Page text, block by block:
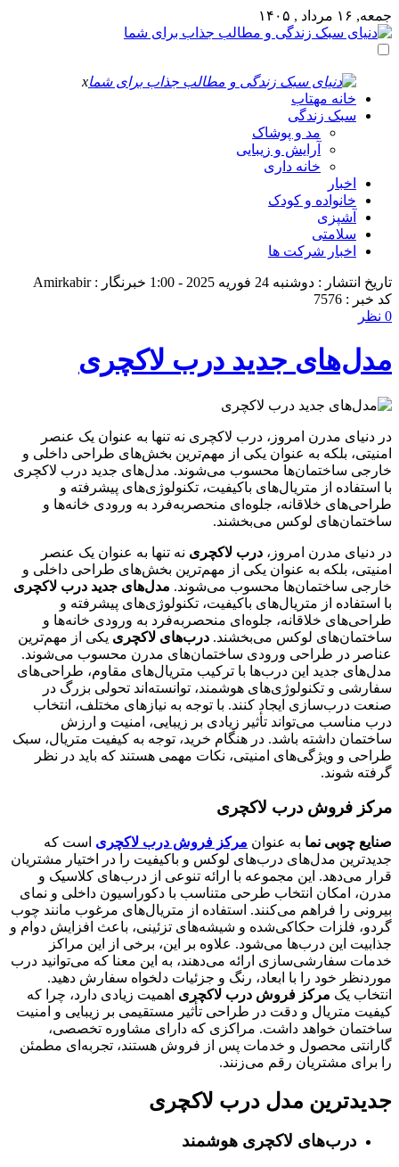
جمعه, ۱۶ مرداد , ۱۴۰۵
x
خانه مهتاب
سبک زندگی
مد و پوشاک
آرایش و زیبایی
خانه داری
اخبار
خانواده و کودک
آشپزی
سلامتی
اخبار شرکت ها
تاریخ انتشار : دوشنبه 24 فوریه 2025 - 1:00
خبرنگار : Amirkabir
کد خبر : 7576
0 نظر
مدل‌های جدید درب لاکچری
در دنیای مدرن امروز، درب‌ لاکچری نه تنها به عنوان یک عنصر
امنیتی، بلکه به عنوان یکی از مهم‌ترین بخش‌های طراحی داخلی و
خارجی ساختمان‌ها محسوب می‌شوند. مدل‌های جدید درب لاکچری
با استفاده از متریال‌های باکیفیت، تکنولوژی‌های پیشرفته و
طراحی‌های خلاقانه، جلوه‌ای منحصربه‌فرد به ورودی خانه‌ها و
ساختمان‌های لوکس می‌بخشند.
در دنیای مدرن امروز، درب‌ لاکچری نه تنها به عنوان یک عنصر
امنیتی، بلکه به عنوان یکی از مهم‌ترین بخش‌های طراحی داخلی و
خارجی ساختمان‌ها محسوب می‌شوند. مدل‌های جدید درب لاکچری
با استفاده از متریال‌های باکیفیت، تکنولوژی‌های پیشرفته و
طراحی‌های خلاقانه، جلوه‌ای منحصربه‌فرد به ورودی خانه‌ها و
ساختمان‌های لوکس می‌بخشند. درب‌های لاکچری یکی از مهم‌ترین
عناصر در طراحی ورودی ساختمان‌های مدرن محسوب می‌شوند.
مدل‌های جدید این درب‌ها با ترکیب متریال‌های مقاوم، طراحی‌های
سفارشی و تکنولوژی‌های هوشمند، توانسته‌اند تحولی بزرگ در
صنعت درب‌سازی ایجاد کنند. با توجه به نیازهای مختلف، انتخاب
درب مناسب می‌تواند تأثیر زیادی بر زیبایی، امنیت و ارزش
ساختمان داشته باشد. در هنگام خرید، توجه به کیفیت متریال، سبک
طراحی و ویژگی‌های امنیتی، نکات مهمی هستند که باید در نظر
گرفته شوند.
مرکز فروش درب لاکچری
صنایع چوبی نما به عنوان مرکز فروش درب لاکچری است که
جدیدترین مدل‌های درب‌های لوکس و باکیفیت را در اختیار مشتریان
قرار می‌دهد. این مجموعه با ارائه تنوعی از درب‌های کلاسیک و
مدرن، امکان انتخاب طرحی متناسب با دکوراسیون داخلی و نمای
بیرونی را فراهم می‌کنند. استفاده از متریال‌های مرغوب مانند چوب
گردو، فلزات حکاکی‌شده و شیشه‌های تزئینی، باعث افزایش دوام و
جذابیت این درب‌ها می‌شود. علاوه بر این، برخی از این مراکز
خدمات سفارشی‌سازی ارائه می‌دهند، به این معنا که می‌توانید درب
موردنظر خود را با ابعاد، رنگ و جزئیات دلخواه سفارش دهید.
انتخاب یک مرکز فروش درب لاکچری اهمیت زیادی دارد، چرا که
کیفیت متریال و دقت در طراحی تأثیر مستقیمی بر زیبایی و امنیت
ساختمان خواهد داشت. مراکزی که دارای مشاوره تخصصی،
گارانتی محصول و خدمات پس از فروش هستند، تجربه‌ای مطمئن
را برای مشتریان رقم می‌زنند.
جدیدترین مدل درب لاکچری
درب‌های لاکچری هوشمند